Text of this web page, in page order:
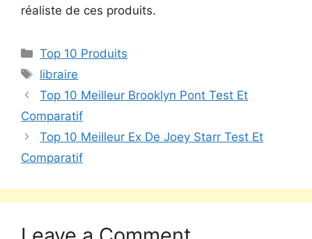
réaliste de ces produits.
Top 10 Produits
libraire
Top 10 Meilleur Brooklyn Pont Test Et
Comparatif
Top 10 Meilleur Ex De Joey Starr Test Et
Comparatif